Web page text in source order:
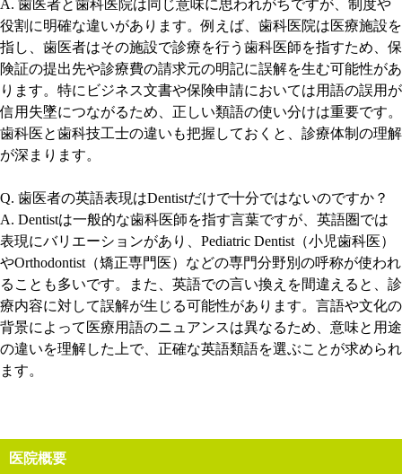
A. 歯医者と歯科医院は同じ意味に思われがちですが、制度や
役割に明確な違いがあります。例えば、歯科医院は医療施設を
指し、歯医者はその施設で診療を行う歯科医師を指すため、保
険証の提出先や診療費の請求元の明記に誤解を生む可能性があ
ります。特にビジネス文書や保険申請においては用語の誤用が
信用失墜につながるため、正しい類語の使い分けは重要です。
歯科医と歯科技工士の違いも把握しておくと、診療体制の理解
が深まります。
Q. 歯医者の英語表現はDentistだけで十分ではないのですか？
A. Dentistは一般的な歯科医師を指す言葉ですが、英語圏では
表現にバリエーションがあり、Pediatric Dentist（小児歯科医）
やOrthodontist（矯正専門医）などの専門分野別の呼称が使われ
ることも多いです。また、英語での言い換えを間違えると、診
療内容に対して誤解が生じる可能性があります。言語や文化の
背景によって医療用語のニュアンスは異なるため、意味と用途
の違いを理解した上で、正確な英語類語を選ぶことが求められ
ます。
医院概要